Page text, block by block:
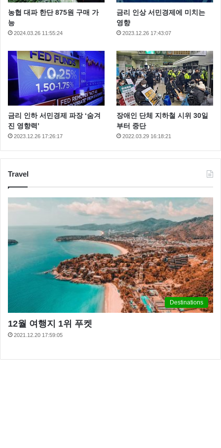
농협 대파 한단 875원 구매 가
능
2024.03.26 11:55:24
금리 인상 서민경제에 미치는
영향
2023.12.26 17:43:07
금리 인하 서민경제 파장 ‘숨겨
진 영향력’
2023.12.26 17:26:17
장애인 단체 지하철 시위 30일
부터 중단
2022.03.29 16:18:21
Travel
Destinations
12월 여행지 1위 푸켓
2021.12.20 17:59:05